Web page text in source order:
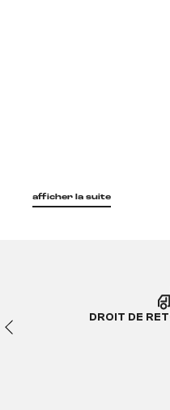
afficher la suite
DROIT DE